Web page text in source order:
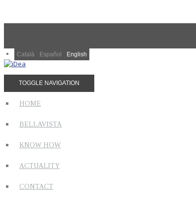
Català Español English
TOGGLE NAVIGATION
HOME
BELLAVISTA
KNOW HOW
ACTUALITY
CONTACT